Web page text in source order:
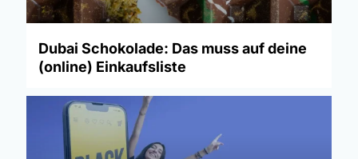
Dubai Schokolade: Das muss auf deine
(online) Einkaufsliste